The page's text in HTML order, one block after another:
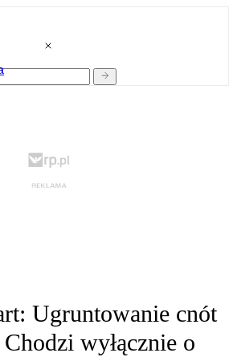
Ugruntowanie cnót
wyłącznie o